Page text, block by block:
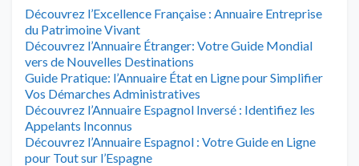
Découvrez l’Excellence Française : Annuaire Entreprise
du Patrimoine Vivant
Découvrez l’Annuaire Étranger: Votre Guide Mondial
vers de Nouvelles Destinations
Guide Pratique: l’Annuaire État en Ligne pour Simplifier
Vos Démarches Administratives
Découvrez l’Annuaire Espagnol Inversé : Identifiez les
Appelants Inconnus
Découvrez l’Annuaire Espagnol : Votre Guide en Ligne
pour Tout sur l’Espagne